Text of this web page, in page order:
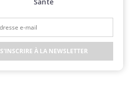
S'INSCRIRE À LA NEWSLETTER